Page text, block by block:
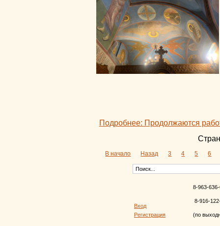
Подробнее: Продолжаются
В начало Назад 3 4 5 6
Вход
Регистрация
8-963-
8-916-
(по